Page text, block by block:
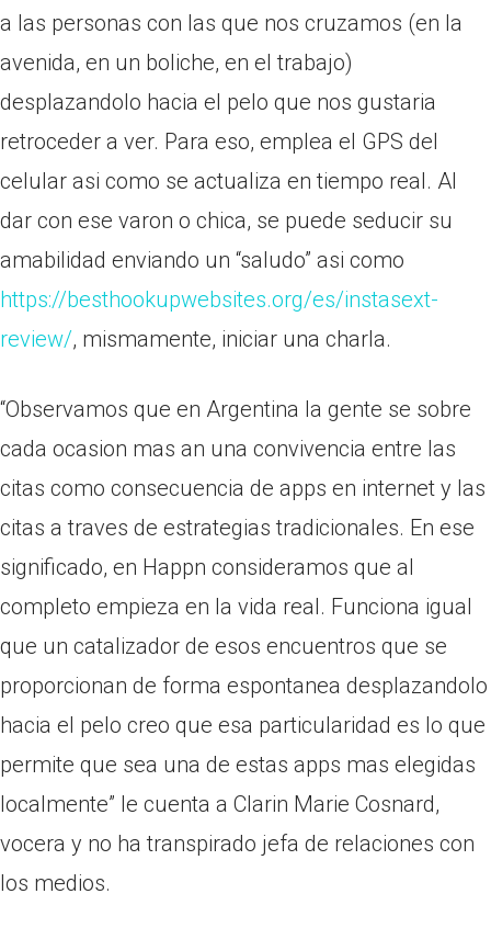
a las personas con las que nos cruzamos (en la
avenida, en un boliche, en el trabajo)
desplazandolo hacia el pelo que nos gustaria
retroceder a ver. Para eso, emplea el GPS del
celular asi­ como se actualiza en tiempo real. Al
dar con ese varon o chica, se puede seducir su
amabilidad enviando un “saludo” asi­ como
https://besthookupwebsites.org/es/instasext-
review/, mismamente, iniciar una charla.
“Observamos que en Argentina la gente se sobre
cada ocasion mas an una convivencia entre las
citas como consecuencia de apps en internet y las
citas a traves de estrategias tradicionales. En ese
significado, en Happn consideramos que al
completo empieza en la vida real. Funciona igual
que un catalizador de esos encuentros que se
proporcionan de forma espontanea desplazandolo
hacia el pelo creo que esa particularidad es lo que
permite que sea una de estas apps mas elegidas
localmente” le cuenta a Clarin Marie Cosnard,
vocera y no ha transpirado jefa de relaciones con
los medios.